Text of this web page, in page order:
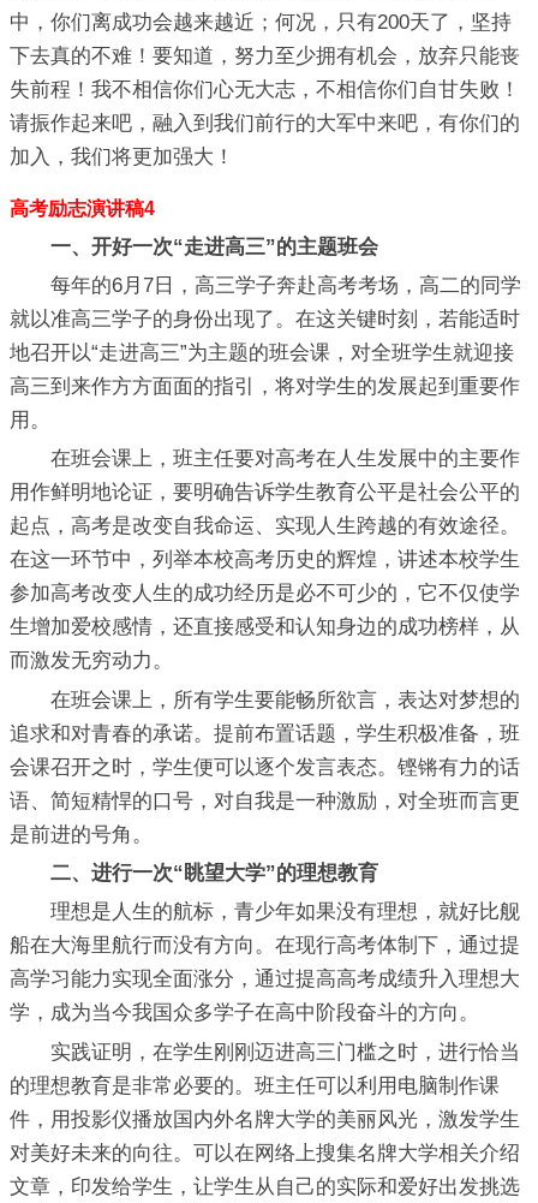
中，你们离成功会越来越近；何况，只有200天了，坚持
下去真的不难！要知道，努力至少拥有机会，放弃只能丧
失前程！我不相信你们心无大志，不相信你们自甘失败！
请振作起来吧，融入到我们前行的大军中来吧，有你们的
加入，我们将更加强大！
高考励志演讲稿4
一、开好一次“走进高三”的主题班会
每年的6月7日，高三学子奔赴高考考场，高二的同学
就以准高三学子的身份出现了。在这关键时刻，若能适时
地召开以“走进高三”为主题的班会课，对全班学生就迎接
高三到来作方方面面的指引，将对学生的发展起到重要作
用。
在班会课上，班主任要对高考在人生发展中的主要作
用作鲜明地论证，要明确告诉学生教育公平是社会公平的
起点，高考是改变自我命运、实现人生跨越的有效途径。
在这一环节中，列举本校高考历史的辉煌，讲述本校学生
参加高考改变人生的成功经历是必不可少的，它不仅使学
生增加爱校感情，还直接感受和认知身边的成功榜样，从
而激发无穷动力。
在班会课上，所有学生要能畅所欲言，表达对梦想的
追求和对青春的承诺。提前布置话题，学生积极准备，班
会课召开之时，学生便可以逐个发言表态。铿锵有力的话
语、简短精悍的口号，对自我是一种激励，对全班而言更
是前进的号角。
二、进行一次“眺望大学”的理想教育
理想是人生的航标，青少年如果没有理想，就好比舰
船在大海里航行而没有方向。在现行高考体制下，通过提
高学习能力实现全面涨分，通过提高高考成绩升入理想大
学，成为当今我国众多学子在高中阶段奋斗的方向。
实践证明，在学生刚刚迈进高三门槛之时，进行恰当
的理想教育是非常必要的。班主任可以利用电脑制作课
件，用投影仪播放国内外名牌大学的美丽风光，激发学生
对美好未来的向往。可以在网络上搜集名牌大学相关介绍
文章，印发给学生，让学生从自己的实际和爱好出发挑选